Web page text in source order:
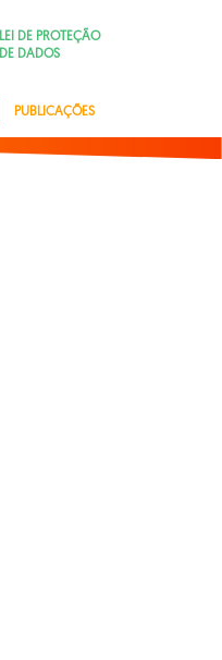
LEI DE PROTEÇÃO
DE DADOS
PUBLICAÇÕES